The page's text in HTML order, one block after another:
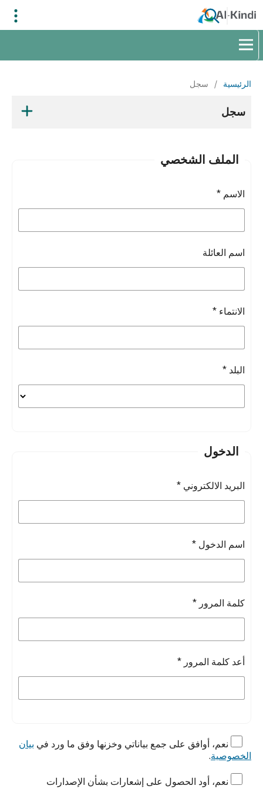
الرئيسية / سجل
سجل
الملف الشخصي
الاسم *
اسم العائلة
الانتماء *
البلد *
الدخول
البريد الالكتروني *
اسم الدخول *
كلمة المرور *
أعد كلمة المرور *
بيان
الخصوصية.
نعم، أود الحصول على إشعارات بشأن الإصدارات